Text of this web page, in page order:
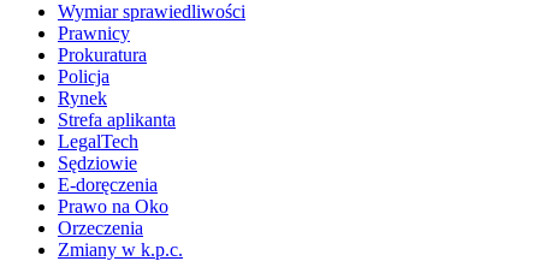
Wymiar sprawiedliwości
Prawnicy
Prokuratura
Policja
Rynek
Strefa aplikanta
LegalTech
Sędziowie
E-doręczenia
Prawo na Oko
Orzeczenia
Zmiany w k.p.c.